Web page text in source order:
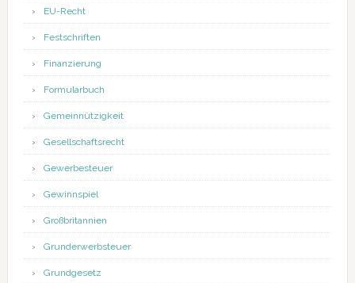
EU-Recht
Festschriften
Finanzierung
Formularbuch
Gemeinnützigkeit
Gesellschaftsrecht
Gewerbesteuer
Gewinnspiel
Großbritannien
Grunderwerbsteuer
Grundgesetz